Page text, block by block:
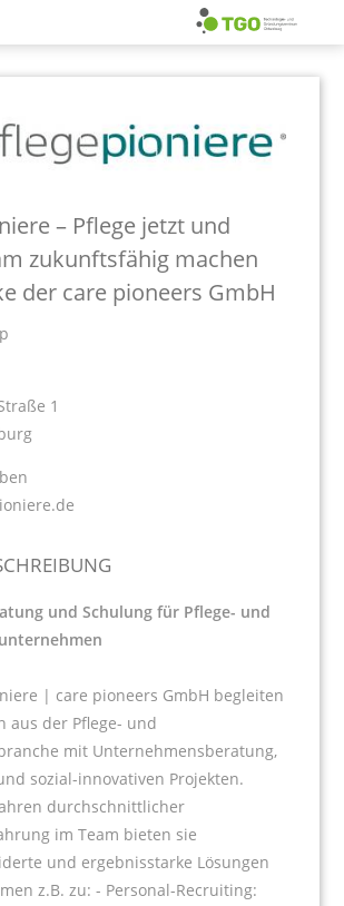
– Pflege jetzt und
zukunftsfähig machen
der care pioneers GmbH
1
und Schulung für Pflege- und
| care pioneers GmbH begleiten
aus der Pflege- und
mit Unternehmensberatung,
sozial-innovativen Projekten.
durchschnittlicher
im Team bieten sie
und ergebnisstarke Lösungen
z.B. zu: - Personal-Recruiting: